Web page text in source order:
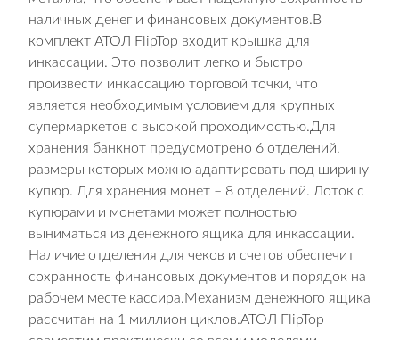
наличных денег и финансовых документов.В
комплект АТОЛ FlipTop входит крышка для
инкассации. Это позволит легко и быстро
произвести инкассацию торговой точки, что
является необходимым условием для крупных
супермаркетов с высокой проходимостью.Для
хранения банкнот предусмотрено 6 отделений,
размеры которых можно адаптировать под ширину
купюр. Для хранения монет – 8 отделений. Лоток с
купюрами и монетами может полностью
выниматься из денежного ящика для инкассации.
Наличие отделения для чеков и счетов обеспечит
сохранность финансовых документов и порядок на
рабочем месте кассира.Механизм денежного ящика
рассчитан на 1 миллион циклов.АТОЛ FlipTop